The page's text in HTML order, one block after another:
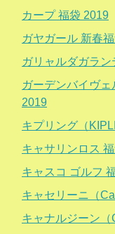
カープ 福袋 2019
ガヤガール 新春
ガリャルダガラ
ガーデンバイヴ
2019
キプリング（
キャサリンロス
キャスコ ゴルフ
キャセリーニ（
キャナルジーン